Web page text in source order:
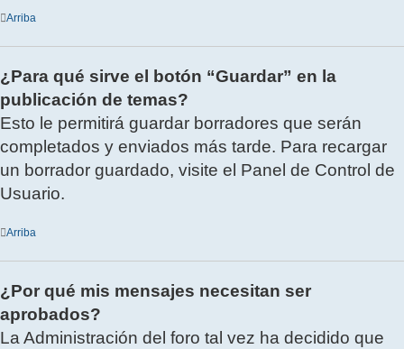
Arriba
¿Para qué sirve el botón “Guardar” en la
publicación de temas?
Esto le permitirá guardar borradores que serán
completados y enviados más tarde. Para recargar
un borrador guardado, visite el Panel de Control de
Usuario.
Arriba
¿Por qué mis mensajes necesitan ser
aprobados?
La Administración del foro tal vez ha decidido que